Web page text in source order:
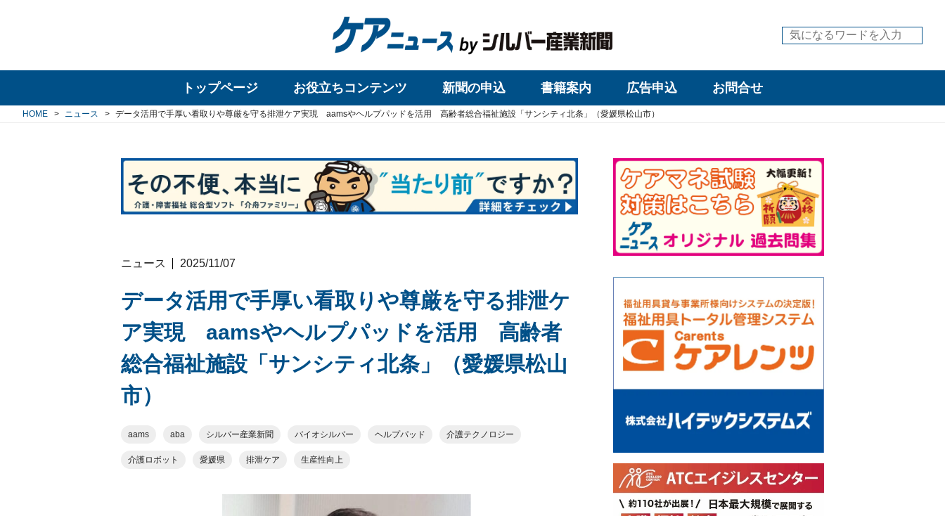
トップページ お役立ちコンテンツ 新聞の申込 書籍案内 広告申込 お問合せ
HOME ニュース データ活用で手厚い看取りや尊厳を守る排泄ケア実現 aamsやヘルプパッドを活用 高齢者総合福祉施設「サンシティ北条」（愛媛県松山市）
ニュース 2025/11/07
データ活用で手厚い看取りや尊厳を守る排泄ケ
ア実現 aamsやヘルプパッドを活用 高齢者
総合福祉施設「サンシティ北条」（愛媛県松山
市）
aams aba シルバー産業新聞 バイオシルバー ヘルプパッド 介護テクノロジー
介護ロボット 愛媛県 排泄ケア 生産性向上